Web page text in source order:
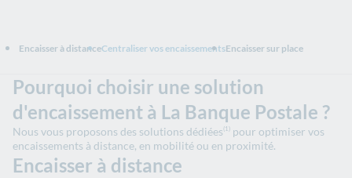
Encaisser à distanceCentraliser vos encaissementsEncaisser sur place
Pourquoi choisir une solution
d'encaissement à La Banque Postale ?
Nous vous proposons des solutions dédiées (1) pour optimiser vos
encaissements à distance, en mobilité ou en proximité.
Encaisser à distance